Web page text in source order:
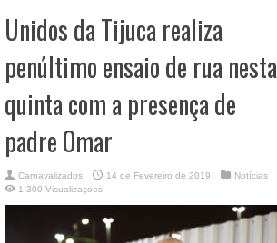
Unidos da Tijuca realiza
penúltimo ensaio de rua nesta
quinta com a presença de
padre Omar
Carnavalizados 14 de Fevereiro de 2019
Notícias
1,300 Visualizaçoes